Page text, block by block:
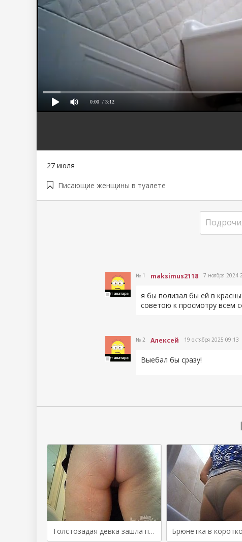
0:00 / 3:12
27 июля
Писающие женщины в туалете
№ 1 maksimus2118 7 ноября 2024
я бы полизал бы ей в
советою к просмотру всем
№ 2 Алексей 19 октября 2025 09:13
Выебал бы сразу!
Толстозадая девка зашла поссать в туалет и показала крупно свою манду